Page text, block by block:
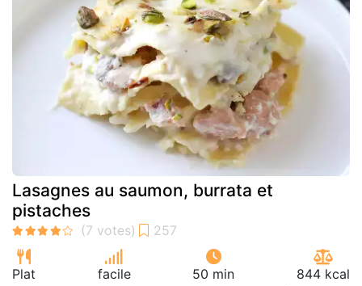
Lasagnes au saumon, burrata et
pistaches
Plat facile 50 min 844 kcal